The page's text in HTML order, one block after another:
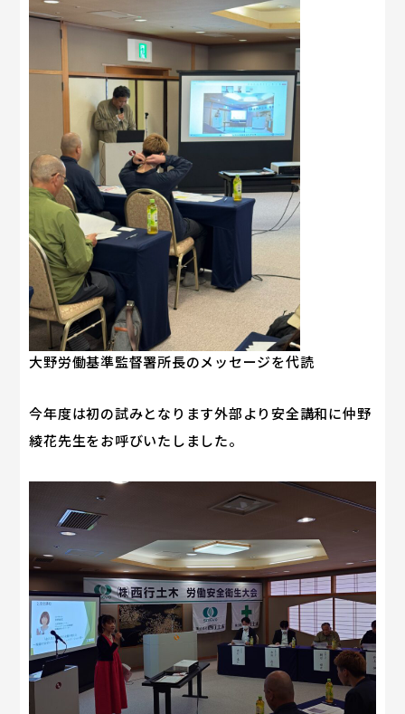
大野労働基準監督署所長のメッセージを代読
今年度は初の試みとなります外部より安全講和に仲野
綾花先生をお呼びいたしました。